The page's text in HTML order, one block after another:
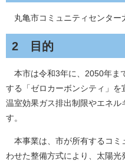
丸亀市コミュニティセンター
2 目的
本市は令和3年に、2050年ま
する「ゼロカーボンシティ」
温室効果ガス排出制限やエネル
す。
本事業は、市が所有するコミ
わせた整備方式により、太陽